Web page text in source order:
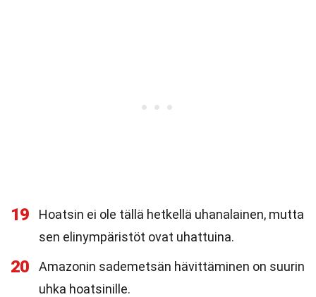
19
Hoatsin ei ole tällä hetkellä uhanalainen, mutta
sen elinympäristöt ovat uhattuina.
20
Amazonin sademetsän hävittäminen on suurin
uhka hoatsinille.